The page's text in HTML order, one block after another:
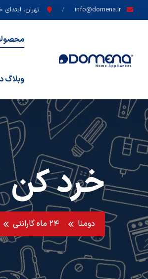
info@domena.ir تهران،
وبلاگ
خرد کن
دومنا ۲۴ ماه گارانتی